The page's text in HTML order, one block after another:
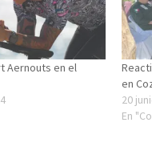
Aernouts en el
en
20
En